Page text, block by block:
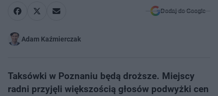
Dodaj do Google
Adam Kaźmierczak
Taksówki w Poznaniu będą droższe. Miejscy
radni przyjęli większością głosów podwyżki cen